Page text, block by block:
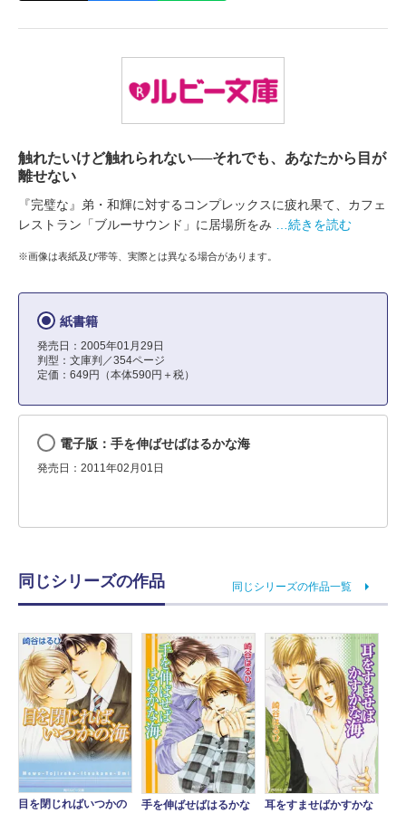
触れたいけど触れられない──それでも、あなたから目が
離せない
『完璧な』弟・和輝に対するコンプレックスに疲れ果て、カフェ
レストラン「ブルーサウンド」に居場所をみ
…続きを読む
※画像は表紙及び帯等、実際とは異なる場合があります。
紙書籍
発売日：2005年01月29日
判型：文庫判／354ページ
定価：649円（本体590円＋税）
電子版：手を伸ばせばはるかな海
発売日：2011年02月01日
同じシリーズの作品 同じシリーズの作品一覧
目を閉じればいつかの
手を伸ばせばはるかな
耳をすませばかすかな